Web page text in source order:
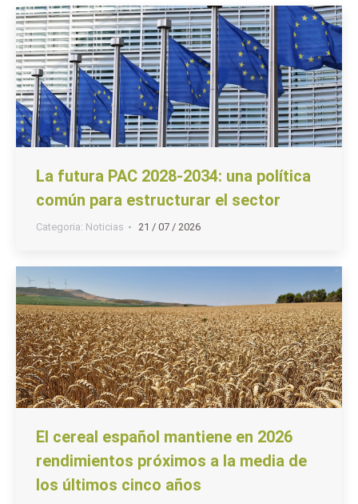
La futura PAC 2028-2034: una política
común para estructurar el sector
Categoria: Noticias 21 / 07 / 2026
El cereal español mantiene en 2026
rendimientos próximos a la media de
los últimos cinco años